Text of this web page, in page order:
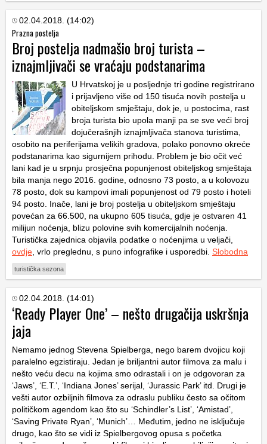
02.04.2018. (14:02)
Prazna postelja
Broj postelja nadmašio broj turista –
iznajmljivači se vraćaju podstanarima
U Hrvatskoj je u posljednje tri godine registrirano
i prijavljeno više od 150 tisuća novih postelja u
obiteljskom smještaju, dok je, u postocima, rast
broja turista bio upola manji pa se sve veći broj
dojučerašnjih iznajmljivača stanova turistima,
osobito na periferijama velikih gradova, polako ponovno okreće
podstanarima kao sigurnijem prihodu. Problem je bio očit već
lani kad je u srpnju prosječna popunjenost obiteljskog smještaja
bila manja nego 2016. godine, odnosno 73 posto, a u kolovozu
78 posto, dok su kampovi imali popunjenost od 79 posto i hoteli
94 posto. Inače, lani je broj postelja u obiteljskom smještaju
povećan za 66.500, na ukupno 605 tisuća, gdje je ostvaren 41
milijun noćenja, blizu polovine svih komercijalnih noćenja.
Turistička zajednica objavila podatke o noćenjima u veljači,
ovdje , vrlo preglednu, s puno infografike i usporedbi. Slobodna
turistička sezona
02.04.2018. (14:01)
‘Ready Player One’ – nešto drugačija uskršnja
jaja
Nemamo jednog Stevena Spielberga, nego barem dvojicu koji
paralelno egzistiraju. Jedan je briljantni autor filmova za malu i
nešto veću decu na kojima smo odrastali i on je odgovoran za
‘Jaws’, ‘E.T.’, ‘Indiana Jones’ serijal, ‘Jurassic Park’ itd. Drugi je
vešti autor ozbiljnih filmova za odraslu publiku često sa očitom
političkom agendom kao što su ‘Schindler’s List’, ‘Amistad’,
‘Saving Private Ryan’, ‘Munich’… Međutim, jedno ne isključuje
drugo, kao što se vidi iz Spielbergovog opusa s početka